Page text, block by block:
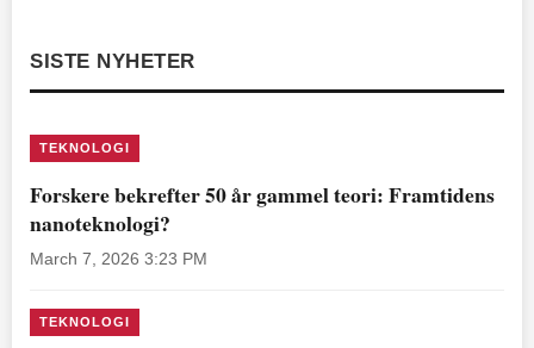
SISTE NYHETER
TEKNOLOGI
Forskere bekrefter 50 år gammel teori: Framtidens
nanoteknologi?
March 7, 2026 3:23 PM
TEKNOLOGI